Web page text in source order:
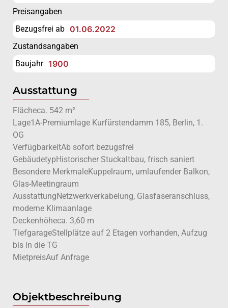
Preisangaben
Bezugsfrei ab 01.06.2022
Zustandsangaben
Baujahr 1900
Ausstattung
Flächeca. 542 m²
Lage1A-Premiumlage Kurfürstendamm 185, Berlin, 1.
OG
VerfügbarkeitAb sofort bezugsfrei
GebäudetypHistorischer Stuckaltbau, frisch saniert
Besondere MerkmaleKuppelraum, umlaufender Balkon,
Glas-Meetingraum
AusstattungNetzwerkverkabelung, Glasfaseranschluss,
moderne Klimaanlage
Deckenhöheca. 3,60 m
TiefgarageStellplätze auf 2 Etagen vorhanden, Aufzug
bis in die TG
MietpreisAuf Anfrage
Objektbeschreibung